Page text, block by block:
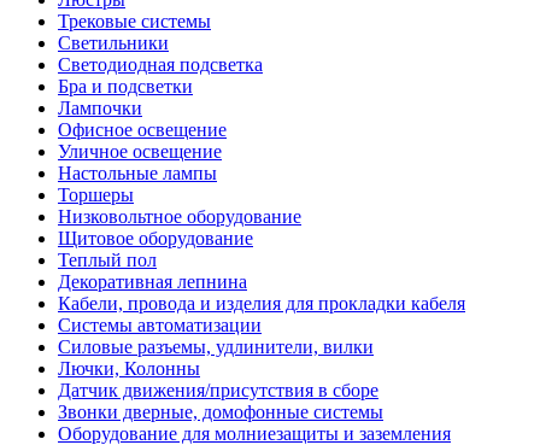
Трековые системы
Светильники
Светодиодная подсветка
Бра и подсветки
Лампочки
Офисное освещение
Уличное освещение
Настольные лампы
Торшеры
Низковольтное оборудование
Щитовое оборудование
Теплый пол
Декоративная лепнина
Кабели, провода и изделия для прокладки кабеля
Системы автоматизации
Силовые разъемы, удлинители, вилки
Лючки, Колонны
Датчик движения/присутствия в сборе
Звонки дверные, домофонные системы
Оборудование для молниезащиты и заземления